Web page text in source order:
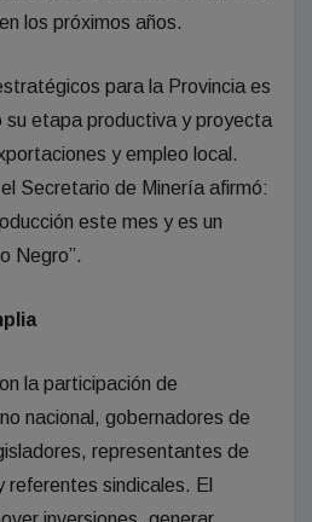
los próximos años.
para la Provincia es
su etapa productiva y proyecta
y empleo local.
Secretario de Minería afirmó:
este mes y es un
Negro”.
la participación de
nacional, gobernadores de
representantes de
sindicales. El